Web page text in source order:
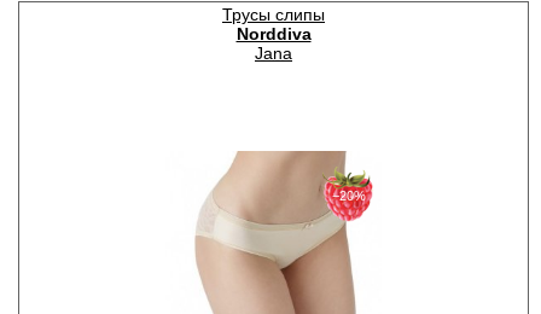
Трусы слипы
Norddiva
Jana
−20%